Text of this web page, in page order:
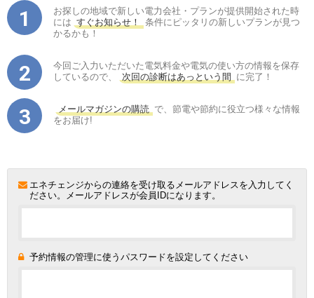
お探しの地域で新しい電力会社・プランが提供開始された時
には すぐお知らせ！
条件にピッタリの新しいプランが見つ
かるかも！
今回ご入力いただいた電気料金や電気の使い方の情報を保存
しているので、
次回の診断はあっという間 に完了！
メールマガジンの購読 で、節電や節約に役立つ様々な情報
をお届け!
エネチェンジからの連絡を受け取るメールアドレスを入力してく
ださい。メールアドレスが会員IDになります。
予約情報の管理に使うパスワードを設定してください